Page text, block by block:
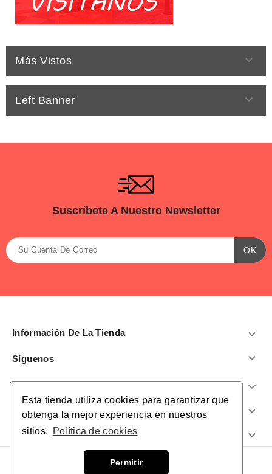
Esta tienda utiliza cookies para garantizar que
obtenga la mejor experiencia en nuestros
sitios.
Política de cookies
Permitir
Más Vistos 
Left Banner 
Suscríbete A Nuestro Newsletter
Información De La Tienda 
Síguenos 
Productos 
Nuestra Empresa 
¿Te Ayudamos? 